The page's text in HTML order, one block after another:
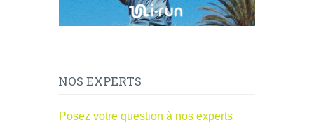
NOS EXPERTS
Posez votre question à nos experts